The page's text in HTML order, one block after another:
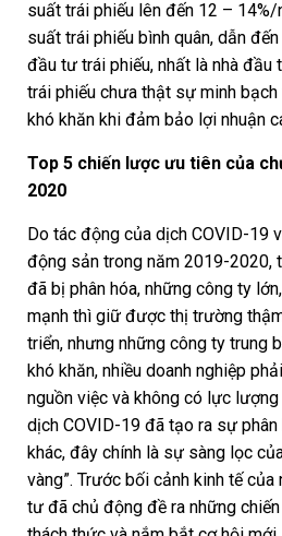
suất trái phiếu lên đến 12 –
suất trái phiếu bình quân, dẫn
đầu tư trái phiếu, nhất là nhà đầu
trái phiếu chưa thật sự minh
khó khăn khi đảm bảo lợi nhuận
Top 5 chiến lược ưu tiên của
2020
Do tác động của dịch COVID-19
động sản trong năm 2019-2020,
đã bị phân hóa, những công ty
mạnh thì giữ được thị trường
triển, nhưng những công ty trung
khó khăn, nhiều doanh nghiệp
nguồn việc và không có lực lượng
dịch COVID-19 đã tạo ra sự
khác, đây chính là sự sàng lọc
vàng”. Trước bối cảnh kinh tế
tư đã chủ động đề ra những